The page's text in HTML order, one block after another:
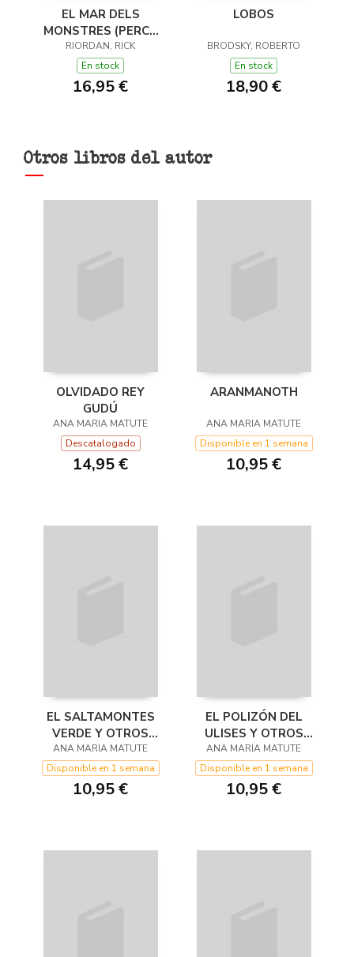
EL MAR DELS
MONSTRES (PERCY
JACKSON I ELS DÉUS
DE L'OLIMP 2)
RIORDAN, RICK
En stock
16,95 €
LOBOS
BRODSKY, ROBERTO
En stock
18,90 €
Otros libros del autor
OLVIDADO REY
GUDÚ
ANA MARIA MATUTE
Descatalogado
14,95 €
ARANMANOTH
ANA MARIA MATUTE
Disponible en 1 semana
10,95 €
EL SALTAMONTES
VERDE Y OTROS
CUENTOS PARA
NIÑOS
ANA MARIA MATUTE
Disponible en 1 semana
10,95 €
EL POLIZÓN DEL
ULISES Y OTROS
CUENTOS PARA
JÓVENES
ANA MARIA MATUTE
Disponible en 1 semana
10,95 €